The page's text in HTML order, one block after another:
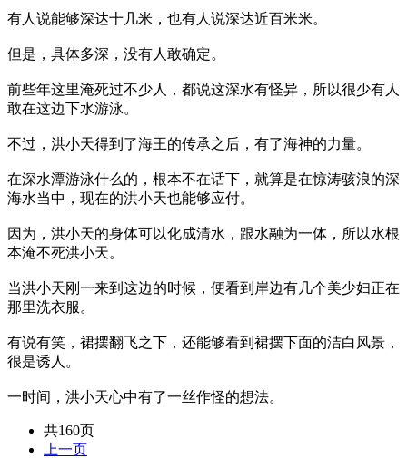
有人说能够深达十几米，也有人说深达近百米米。
但是，具体多深，没有人敢确定。
前些年这里淹死过不少人，都说这深水有怪异，所以很少有人
敢在这边下水游泳。
不过，洪小天得到了海王的传承之后，有了海神的力量。
在深水潭游泳什么的，根本不在话下，就算是在惊涛骇浪的深
海水当中，现在的洪小天也能够应付。
因为，洪小天的身体可以化成清水，跟水融为一体，所以水根
本淹不死洪小天。
当洪小天刚一来到这边的时候，便看到岸边有几个美少妇正在
那里洗衣服。
有说有笑，裙摆翻飞之下，还能够看到裙摆下面的洁白风景，
很是诱人。
一时间，洪小天心中有了一丝作怪的想法。
共160页
上一页